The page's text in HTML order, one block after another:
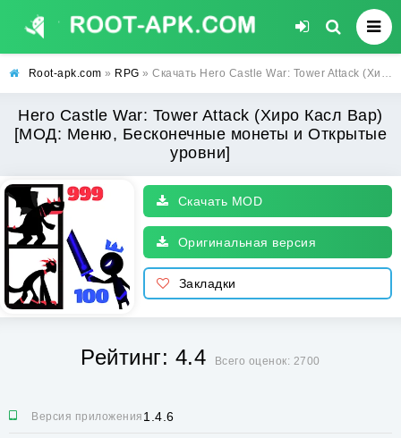
Root-apk.com » RPG » Скачать Hero Castle War: Tower Attack (Хиро Касл Вар) [МОД: Меню, Бесконечные монеты и Открытые уровни] | Взлом Hero Castle War: Tower Attack на Андроид
Hero Castle War: Tower Attack (Хиро Касл Вар)
[МОД: Меню, Бесконечные монеты и Открытые
уровни]
Скачать MOD
Оригинальная версия
Закладки
Рейтинг: 4.4 Всего оценок: 2700
Версия приложения:1.4.6